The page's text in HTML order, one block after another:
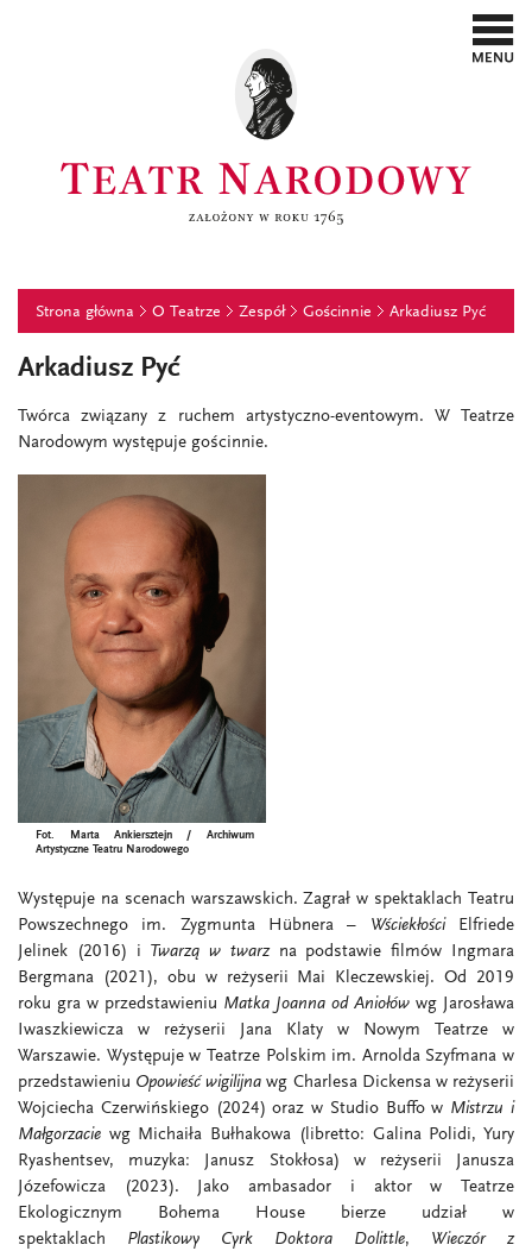
Strona główna O Teatrze Zespół Gościnnie Arkadiusz Pyć
Arkadiusz Pyć
Twórca związany z ruchem artystyczno-eventowym. W Teatrze
Narodowym występuje gościnnie.
Fot. Marta Ankiersztejn / Archiwum
Artystyczne Teatru Narodowego
Występuje na scenach warszawskich. Zagrał w spektaklach Teatru
Powszechnego im. Zygmunta Hübnera– WściekłościElfriede
Jelinek (2016) i
Twarzą w twarzna podstawie filmów Ingmara
Bergmana (2021), obu w reżyserii Mai Kleczewskiej. Od 2019
roku gra w przedstawieniu Matka Joanna od Aniołów wg Jarosława
Iwaszkiewicza w reżyserii Jana Klaty w Nowym Teatrze w
Warszawie. Występuje w Teatrze Polskim im. Arnolda Szyfmana w
przedstawieniu Opowieść wigilijna wg Charlesa Dickensa w reżyserii
Wojciecha Czerwińskiego (2024) oraz w Studio Buffo w Mistrzu i
Małgorzacie wg Michaiła Bułhakowa (libretto: Galina Polidi, Yury
Ryashentsev, muzyka: Janusz Stokłosa) w reżyserii Janusza
Józefowicza (2023). Jako ambasador i aktor w Teatrze
Ekologicznym Bohema House bierze udział w
spektaklach Plastikowy Cyrk Doktora Dolittle, Wieczór z